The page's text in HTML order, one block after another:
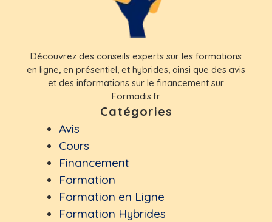
Découvrez des conseils experts sur les formations
en ligne, en présentiel, et hybrides, ainsi que des avis
et des informations sur le financement sur
Formadis.fr.
Catégories
Avis
Cours
Financement
Formation
Formation en Ligne
Formation Hybrides